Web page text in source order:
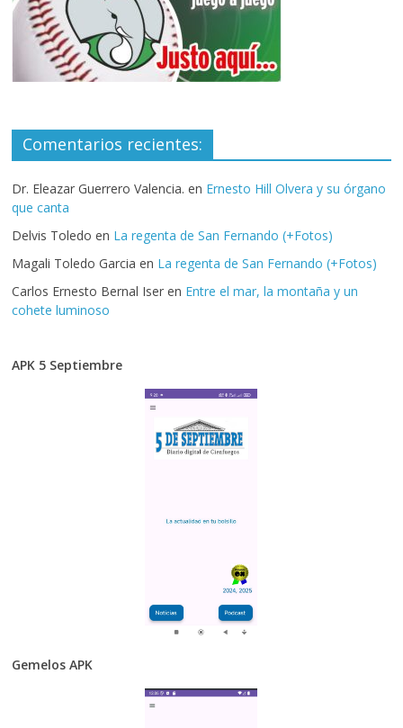
Comentarios recientes:
Dr. Eleazar Guerrero Valencia. en Ernesto Hill Olvera y su órgano
que canta
Delvis Toledo en La regenta de San Fernando (+Fotos)
Magali Toledo Garcia en La regenta de San Fernando (+Fotos)
Carlos Ernesto Bernal Iser en Entre el mar, la montaña y un
cohete luminoso
APK 5 Septiembre
Gemelos APK